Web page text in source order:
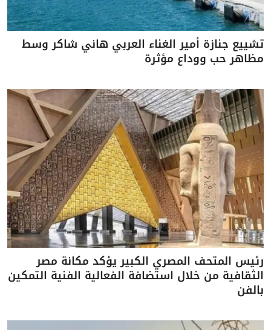
تشييع جنازة أمير الغناء العربي هاني شاكر وسط
مظاهر حب ووداع مؤثرة
رئيس المتحف المصري الكبير يؤكد مكانة مصر
الثقافية من خلال استضافة الفعالية الفنية التمكين
بالفن